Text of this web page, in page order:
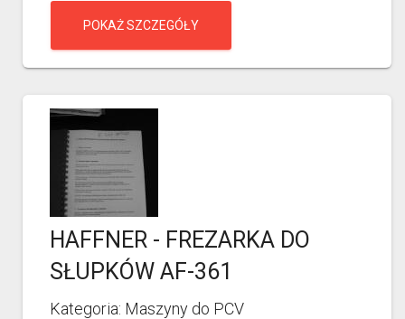
POKAŻ SZCZEGÓŁY
HAFFNER - FREZARKA DO
SŁUPKÓW AF-361
Kategoria: Maszyny do PCV